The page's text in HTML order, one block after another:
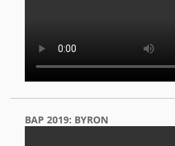
BAP 2019: BYRON